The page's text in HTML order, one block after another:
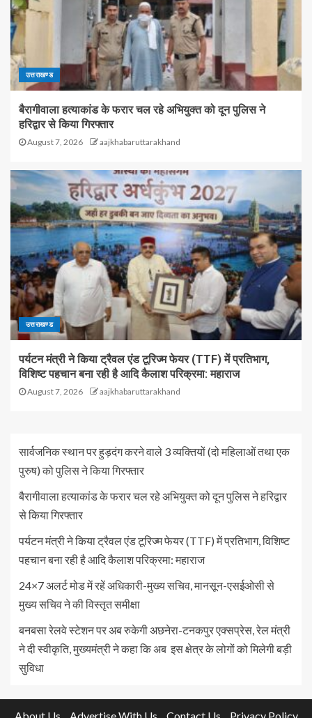
उत्तराखण्ड
बैरागीवाला हत्याकांड के फरार चल रहे अभियुक्त को दून पुलिस ने
हरिद्वार से किया गिरफ्तार
August 7, 2026 aajkhabaruttarakhand
उत्तराखण्ड
पर्यटन मंत्री ने किया ट्रैवल एंड टूरिज्म फेयर (TTF) में प्रतिभाग,
विशिष्ट पहचान बना रही है आदि कैलाश परिक्रमा: महाराज
August 7, 2026 aajkhabaruttarakhand
सार्वजनिक स्थान पर हुड़दंग करने वाले 3 व्यक्तियों (दो महिलाओं तथा एक
पुरुष) को पुलिस ने किया गिरफ्तार
बैरागीवाला हत्याकांड के फरार चल रहे अभियुक्त को दून पुलिस ने हरिद्वार
से किया गिरफ्तार
पर्यटन मंत्री ने किया ट्रैवल एंड टूरिज्म फेयर (TTF) में प्रतिभाग, विशिष्ट
पहचान बना रही है आदि कैलाश परिक्रमा: महाराज
24×7 अलर्ट मोड में रहें अधिकारी-मुख्य सचिव, मानसून-एसईओसी से
मुख्य सचिव ने की विस्तृत समीक्षा
बनबसा रेलवे स्टेशन पर अब रुकेगी अछनेरा-टनकपुर एक्सप्रेस, रेल मंत्री
ने दी स्वीकृति, मुख्यमंत्री ने कहा कि अब इस क्षेत्र के लोगों को मिलेगी बड़ी
सुविधा